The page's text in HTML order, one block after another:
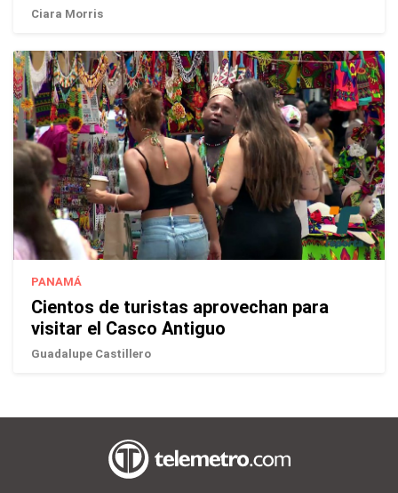
Ciara Morris
PANAMÁ
Cientos de turistas aprovechan para
visitar el Casco Antiguo
Guadalupe Castillero